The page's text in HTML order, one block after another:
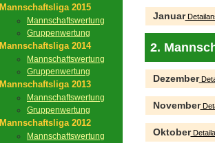
Mannschaftsliga 2015
Mannschaftswertung
Gruppenwertung
Mannschaftsliga 2014
Mannschaftswertung
Gruppenwertung
Mannschaftsliga 2013
Mannschaftswertung
Gruppenwertung
Mannschaftsliga 2012
Mannschaftswertung
Januar
2.
Dezember
November
Oktober